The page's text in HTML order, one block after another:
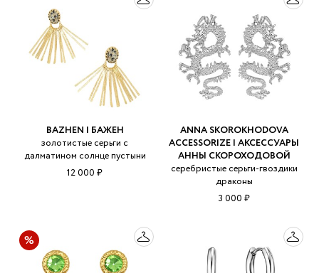
BAZHEN | БАЖЕН
золотистые серьги с
далматином солнце пустыни
12 000 ₽
ANNA SKOROKHODOVA
ACCESSORIZE | АКСЕССУАРЫ
АННЫ СКОРОХОДОВОЙ
серебристые серьги-гвоздики
драконы
3 000 ₽